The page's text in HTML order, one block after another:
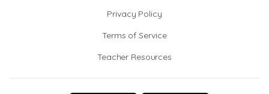
Privacy Policy
Terms of Service
Teacher Resources